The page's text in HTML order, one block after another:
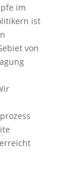
im
ist
von